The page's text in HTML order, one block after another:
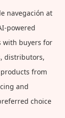
navegación at
powered
with buyers for
distributors,
from
and
choice